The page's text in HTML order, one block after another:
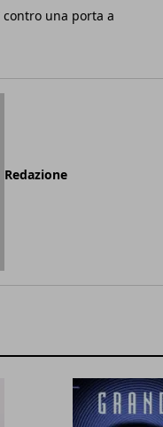
contro una porta a
Redazione